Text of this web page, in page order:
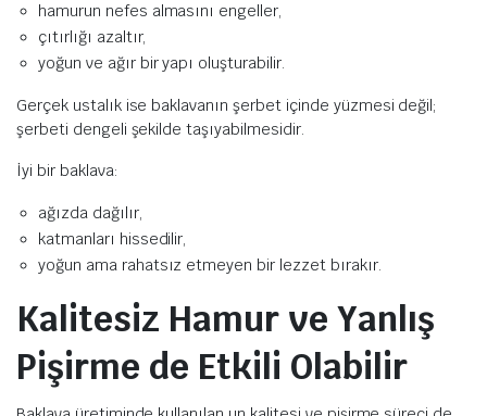
hamurun nefes almasını engeller,
çıtırlığı azaltır,
yoğun ve ağır bir yapı oluşturabilir.
Gerçek ustalık ise baklavanın şerbet içinde yüzmesi değil;
şerbeti dengeli şekilde taşıyabilmesidir.
İyi bir baklava:
ağızda dağılır,
katmanları hissedilir,
yoğun ama rahatsız etmeyen bir lezzet bırakır.
Kalitesiz Hamur ve Yanlış
Pişirme de Etkili Olabilir